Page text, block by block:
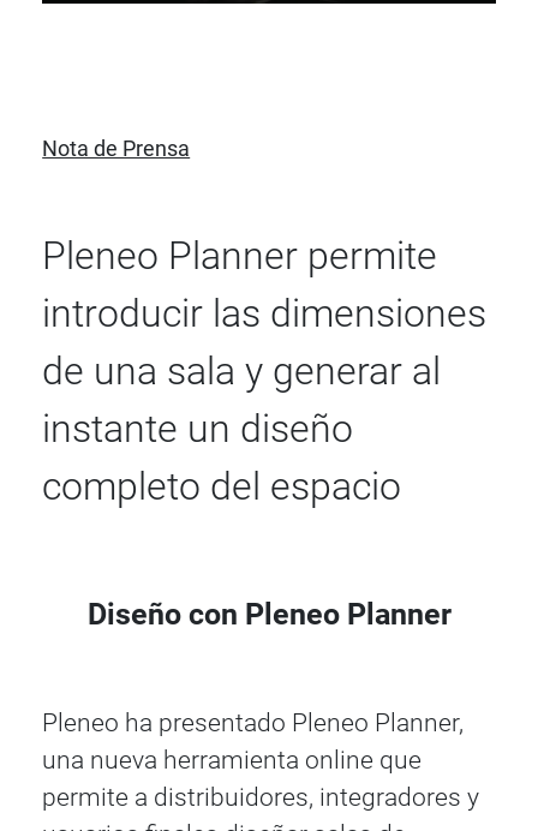
Nota de Prensa
Pleneo Planner permite
introducir las dimensiones
de una sala y generar al
instante un diseño
completo del espacio
Diseño con Pleneo Planner
Pleneo ha presentado Pleneo Planner,
una nueva herramienta online que
permite a distribuidores, integradores y